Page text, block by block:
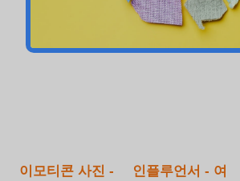
이모티콘 사진 -
인플루언서 - 여